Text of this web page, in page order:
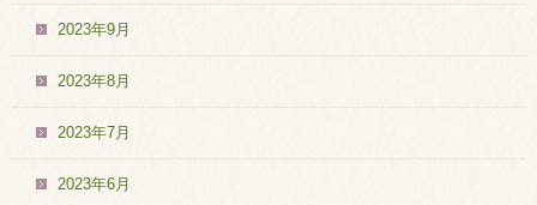
2023年9月
2023年8月
2023年7月
2023年6月